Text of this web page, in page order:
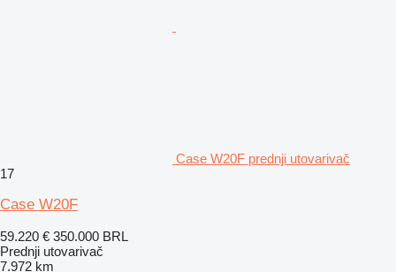
Case W20F prednji utovarivač
17
Case W20F
59.220 € 350.000 BRL
Prednji utovarivač
7.972 km